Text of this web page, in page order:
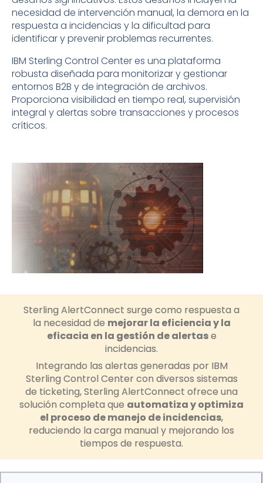
necesidad de intervención manual, la demora en la
respuesta a incidencias y la dificultad para
identificar y prevenir problemas recurrentes.
IBM Sterling Control Center es una plataforma
robusta diseñada para monitorizar y gestionar
entornos B2B y de integración de archivos.
Proporciona visibilidad en tiempo real, supervisión
integral y alertas sobre transacciones y procesos
críticos.
Sterling AlertConnect surge como respuesta a
la necesidad de mejorar la eficiencia y la
eficacia en la gestión de alertase
incidencias.
Integrando las alertas generadas por IBM
Sterling Control Center con diversos sistemas
de ticketing, Sterling AlertConnect ofrece una
solución completa que automatiza y optimiza
el proceso de manejo de incidencias,
reduciendo la carga manual y mejorando los
tiempos de respuesta.